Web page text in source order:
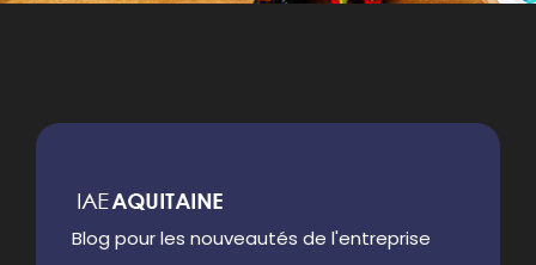
Blog pour les nouveautés de l'entreprise